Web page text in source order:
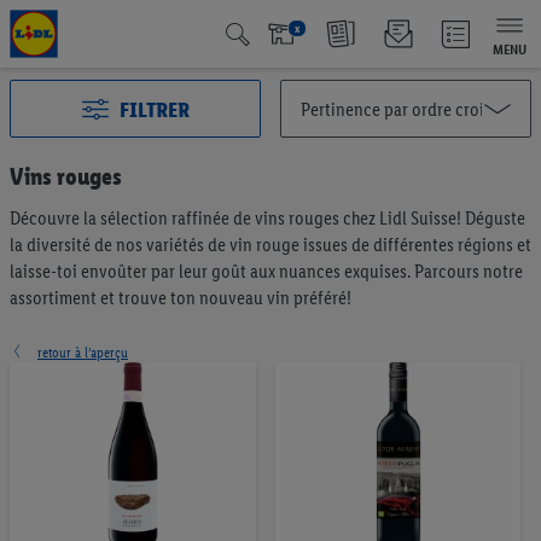
x
MENU
Vins rouges
Découvre la sélection raffinée de vins rouges chez Lidl Suisse! Déguste
la diversité de nos variétés de vin rouge issues de différentes régions et
laisse-toi envoûter par leur goût aux nuances exquises. Parcours notre
assortiment et trouve ton nouveau vin préféré!
retour à l’aperçu
FILTRER
Toutes les catégories 2996
Action 125
Qualité Suisse 439
Les meilleurs dans leur catégorie
Végétalien et végétarien
Fruits et légumes
Pain & pâtisseries
Müesli & tartinables
Café & thé 75